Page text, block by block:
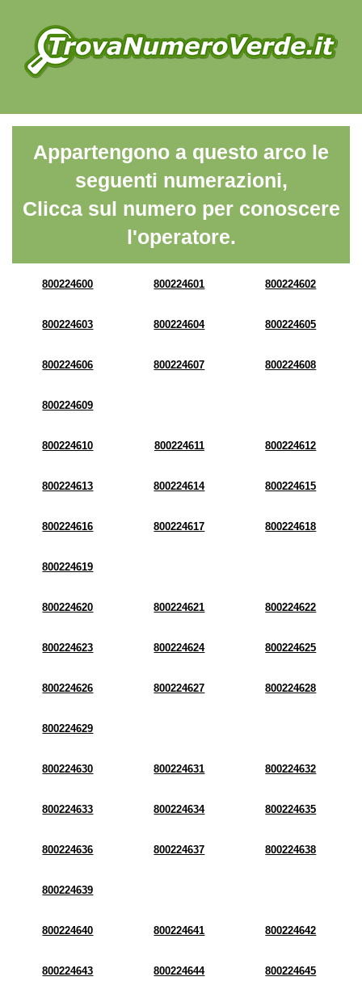
Appartengono a questo arco le
seguenti numerazioni,
Clicca sul numero per conoscere
l'operatore.
800224600 800224601 800224602
800224603 800224604 800224605
800224606 800224607 800224608
800224609
800224610 800224611 800224612
800224613 800224614 800224615
800224616 800224617 800224618
800224619
800224620 800224621 800224622
800224623 800224624 800224625
800224626 800224627 800224628
800224629
800224630 800224631 800224632
800224633 800224634 800224635
800224636 800224637 800224638
800224639
800224640 800224641 800224642
800224643 800224644 800224645